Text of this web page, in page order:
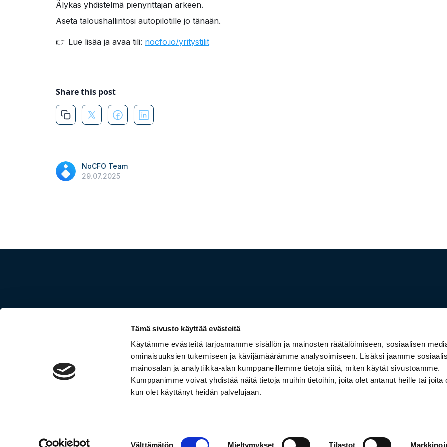
Tämä sivusto käyttää evästeitä
Käytämme evästeitä tarjoamamme sisällön ja mainosten räätälöimiseen, sosiaalisen
ominaisuuksien tukemiseen ja kävijämäärämme analysoimiseen. Lisäksi jaamme
mainosalan ja analytiikka-alan kumppaneillemme tietoja siitä, miten käytät sivustoamme.
Kumppanimme voivat yhdistää näitä tietoja muihin tietoihin, joita olet antanut heille tai joita
kun olet käyttänyt heidän palvelujaan.
Välttämätön Mieltymykset Tilastot
Älykäs yhdistelmä pienyrittäjän arkeen.
Aseta taloushallintosi autopilotille jo tänään.
👉 Lue lisää ja avaa tili: nocfo.io/yritystilit
Share this post
NoCFO Team
29.07.2025
Kokeile demoyritystä
Hinnasto
Yritys
Blog
Tiimimme
Ota yhteyttä
NoCFO Community
Tietosuojaseloste
Evästeet
Palveluehdot